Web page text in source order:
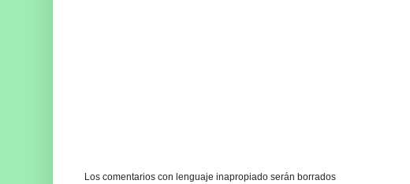
Los comentarios con lenguaje inapropiado serán borrados